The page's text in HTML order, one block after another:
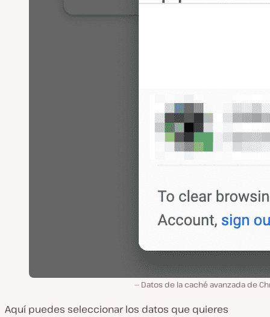
Datos de la caché avanzada de
Aquí puedes seleccionar los datos que quieres